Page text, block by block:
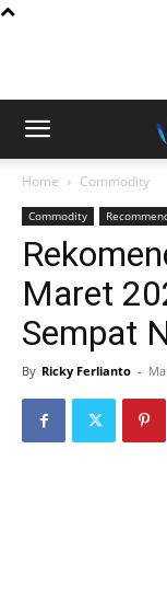
Home Commodity
Commodity
Maret
Sempat
By Ricky Ferlianto -